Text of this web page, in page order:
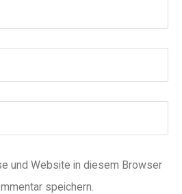
und Website in diesem Browser
speichern.